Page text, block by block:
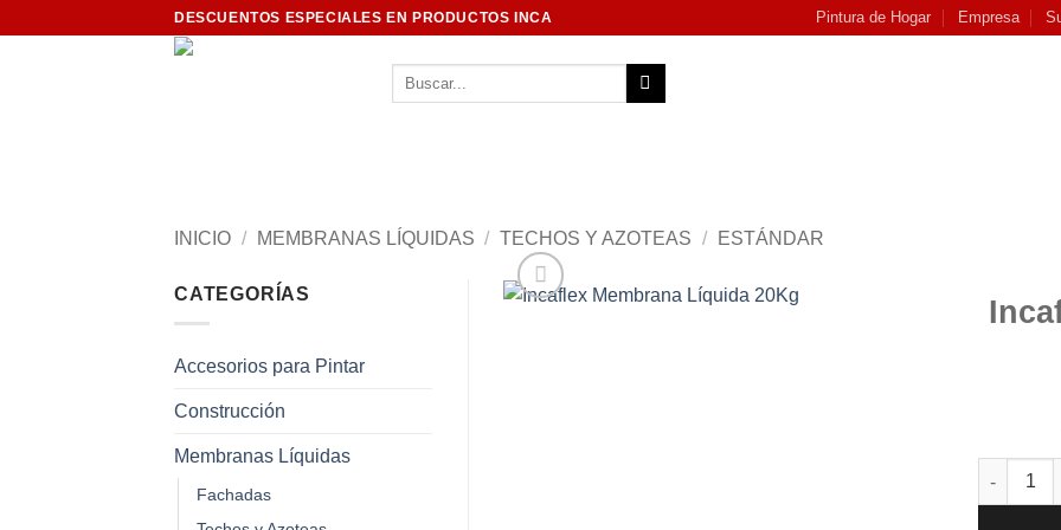
DESCUENTOS ESPECIALES EN PRODUCTOS INCA Pintura de Hogar Empresa
Buscar
INICIO / MEMBRANAS LÍQUIDAS / TECHOS Y AZOTEAS / ESTÁNDAR
CATEGORÍAS
Accesorios para Pintar
Construcción
Membranas Líquidas
Fachadas
Incaflex